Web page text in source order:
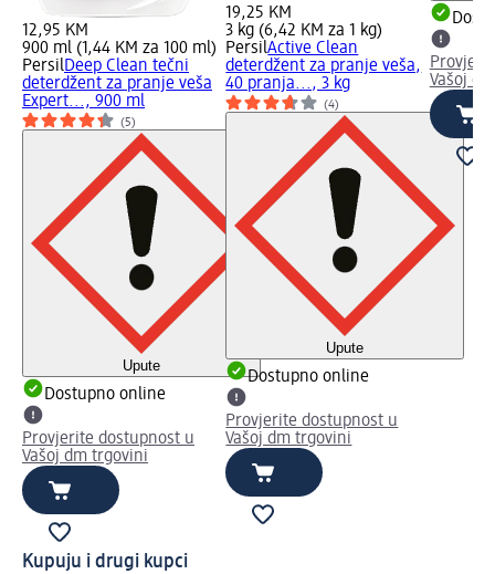
12,95 KM
900 ml (1,44 KM za 100 ml)
PersilDeep Clean tečni
deterdžent za pranje veša
Expert..., 900 ml
(5)
Upute
Dostupno online
Provjerite dostupnost u
Vašoj dm trgovini
19,25 KM
3 kg (6,42 KM za 1 kg)
PersilActive Clean
deterdžent za pranje veša,
40 pranja..., 3 kg
(4)
Upute
Dostupno online
Provjerite dostupnost u
Vašoj dm trgovini
Vašoj
Kupuju i drugi kupci